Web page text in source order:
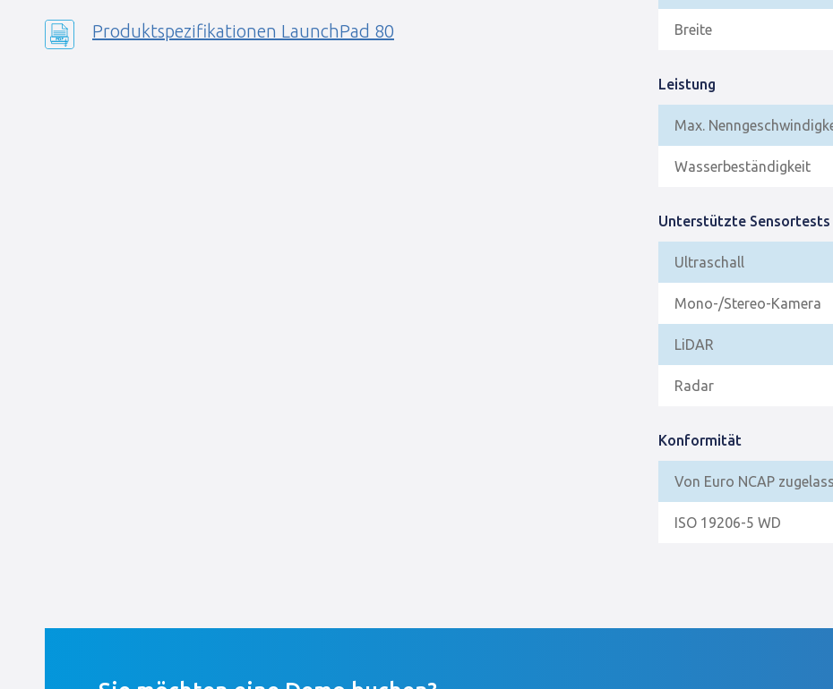
Produktspezifikationen LaunchPad 80 Breite
Leistung
Max.
Wasserbeständigkeit
Unterstützte Sensortests
Ultraschall
Mono-/Stereo-Kamera
LiDAR
Radar
Konformität
Von Euro NCAP
ISO 19206-5 WD